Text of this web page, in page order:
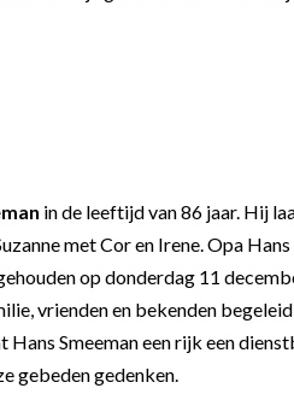
in de leeftijd van 86 jaar. Hij
met Cor en Irene. Opa Hans
op donderdag 11
vrienden en bekenden
Smeeman een rijk een
gebeden gedenken.